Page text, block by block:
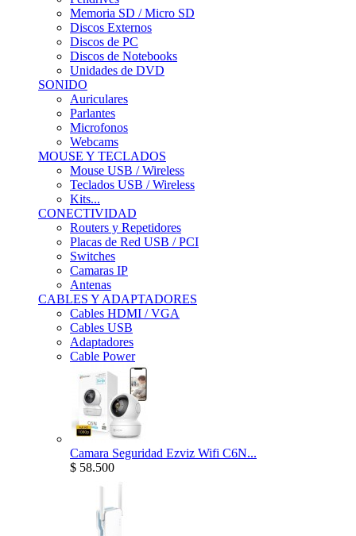
Memoria SD / Micro SD
Discos Externos
Discos de PC
Discos de Notebooks
Unidades de DVD
SONIDO
Auriculares
Parlantes
Microfonos
Webcams
MOUSE Y TECLADOS
Mouse USB / Wireless
Teclados USB / Wireless
Kits...
CONECTIVIDAD
Routers y Repetidores
Placas de Red USB / PCI
Switches
Camaras IP
Antenas
CABLES Y ADAPTADORES
Cables HDMI / VGA
Cables USB
Adaptadores
Cable Power
Camara Seguridad Ezviz Wifi C6N...
$ 58.500